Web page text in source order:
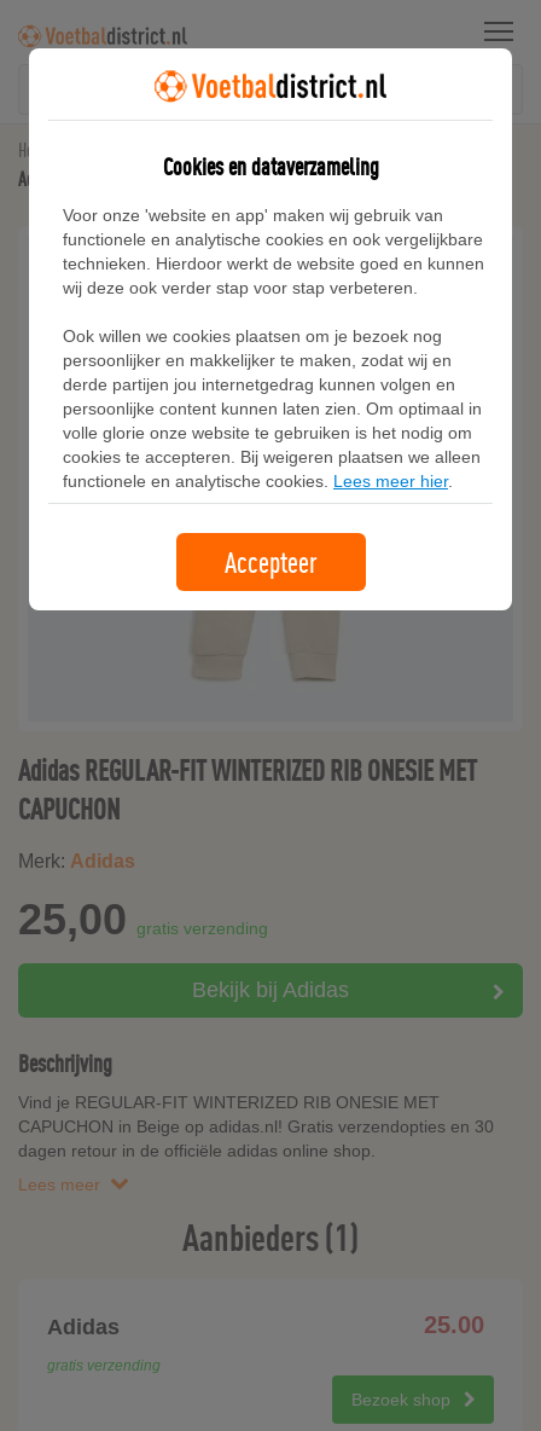
Menu
Home
Adidas REGULAR-FIT WINTERIZED RIB ONESIE MET CAPUCHON
Adidas REGULAR-FIT WINTERIZED RIB ONESIE MET
CAPUCHON
Merk: Adidas
25,00 gratis verzending
Bekijk bij Adidas
Beschrijving
Vind je REGULAR-FIT WINTERIZED RIB ONESIE MET
CAPUCHON in Beige op adidas.nl! Gratis verzendopties en 30
dagen retour in de officiële adidas online shop.
Lees meer
Aanbieders (1)
Adidas 25.00
gratis verzending
Bezoek shop
Cookies en dataverzameling
Voor onze 'website en app' maken wij gebruik van
functionele en analytische cookies en ook vergelijkbare
technieken. Hierdoor werkt de website goed en kunnen
wij deze ook verder stap voor stap verbeteren.
Ook willen we cookies plaatsen om je bezoek nog
persoonlijker en makkelijker te maken, zodat wij en
derde partijen jou internetgedrag kunnen volgen en
persoonlijke content kunnen laten zien. Om optimaal in
volle glorie onze website te gebruiken is het nodig om
cookies te accepteren. Bij weigeren plaatsen we alleen
functionele en analytische cookies. Lees meer hier.
Accepteer